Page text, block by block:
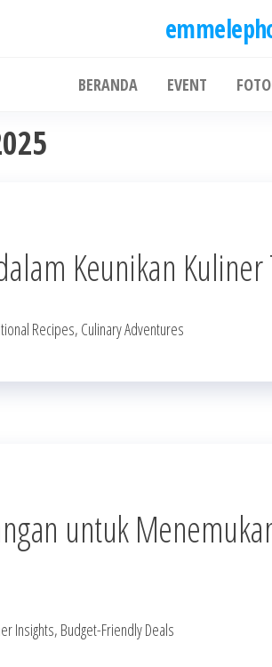
BERANDA EVENT
Keunikan
Recipes, Culinary Adventures
untuk
Insights, Budget-Friendly Deals